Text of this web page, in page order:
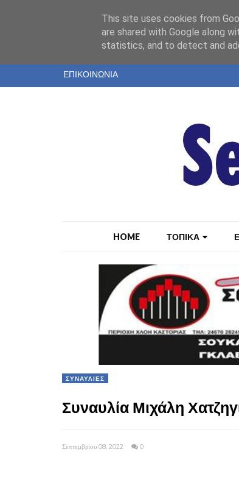
ΤΑΥΤΟΤΗΤΑ
ΕΝΤΥΠΗ ΕΚΔΟΣΗ
ΕΠΙΚΟΙΝΩΝΙΑ
HOME ΤΟΠΙΚΑ
ΣΥΝΑΥΛΙΕΣ
Συναυλία Μιχάλη
Σεπτεμβρίου 08, 2022 0
This site uses cookies from
are shared with Google along
statistics, and to detect and